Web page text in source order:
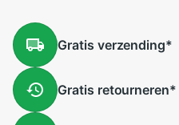
Gratis verzending*
Gratis retourneren*